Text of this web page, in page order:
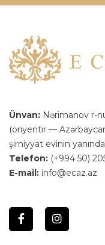
Ünvan: Nərimanov r-
(oriyentir —
şirniyyat evinin
Telefon: (+994 50)
E-mail: info@ecaz.az